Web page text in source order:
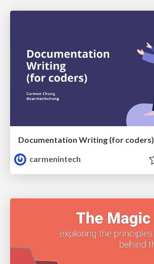
Documentation Writing (for coders)
carmenintech